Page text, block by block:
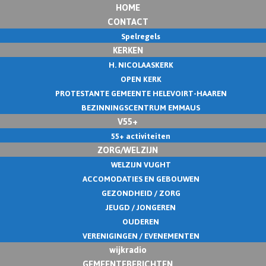
HOME
CONTACT
Spelregels
KERKEN
H. NICOLAASKERK
OPEN KERK
PROTESTANTE GEMEENTE HELEVOIRT-HAAREN
BEZINNINGSCENTRUM EMMAUS
V55+
55+ activiteiten
ZORG/WELZIJN
WELZIJN VUGHT
ACCOMODATIES EN GEBOUWEN
GEZONDHEID / ZORG
JEUGD / JONGEREN
OUDEREN
VERENIGINGEN / EVENEMENTEN
wijkradio